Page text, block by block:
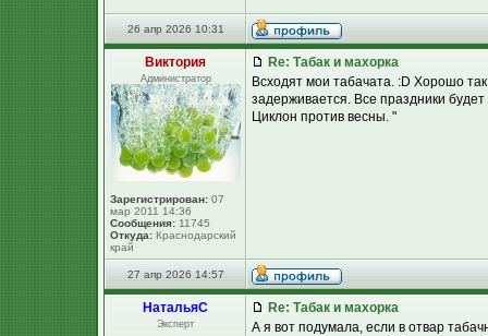
26 апр 2026 10:31
Виктория
Администратор
Зарегистрирован: 07
мар 2011 14:36
Сообщения: 11745
Откуда: Краснодарский
край
Re: Табак и махорка
Всходят мои табачата. :D Хорошо
задерживается. Все праздники
Циклон против весны. "
27 апр 2026 14:57
НатальяС
Эксперт
Re: Табак и махорка
А я вот подумала, если в отвар